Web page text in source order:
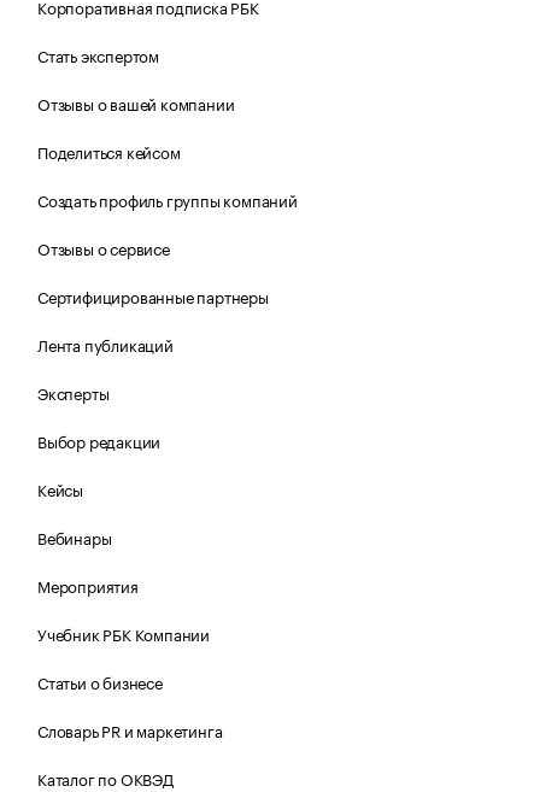
Корпоративная подписка РБК
Стать экспертом
Отзывы о вашей компании
Поделиться кейсом
Создать профиль группы компаний
Отзывы о сервисе
Сертифицированные партнеры
Лента публикаций
Эксперты
Выбор редакции
Кейсы
Вебинары
Мероприятия
Учебник РБК Компании
Статьи о бизнесе
Словарь PR и маркетинга
Каталог по ОКВЭД